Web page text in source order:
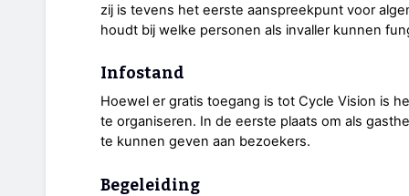
zij is tevens het eerste aanspreekpunt voor
houdt bij welke personen als invaller kunnen
Infostand
Hoewel er gratis toegang is tot Cycle Vision is
te organiseren. In de eerste plaats om als
te kunnen geven aan bezoekers.
Begeleiding